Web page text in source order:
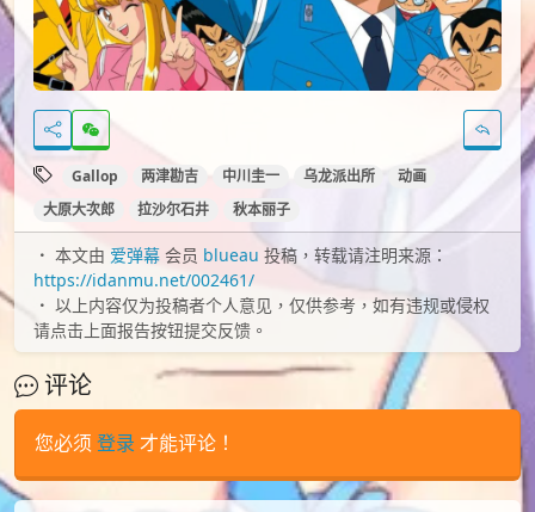
Gallop 两津勘吉 中川圭一 乌龙派出所
动画
大原大次郎
拉沙尔石井 秋本丽子
本文由 爱弹幕 会员 blueau 投稿，转载请注明来源：
https://idanmu.net/002461/
以上内容仅为投稿者个人意见，仅供参考，如有违规或侵权
请点击上面报告按钮提交反馈。
评论
您必须 登录 才能评论！